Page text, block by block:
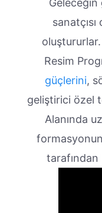
Resim
güçlerini,
geliştirici özel
Alanında
tarafından